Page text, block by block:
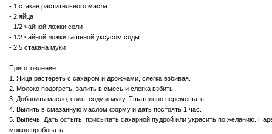
- 1 стакан растительного масла
- 2 яйца
- 1/2 чайной ложки соли
- 1/2 чайной ложки гашеной уксусом соды
- 2,5 стакана муки
Приготовление:
1. Яйца растереть с сахаром и дрожжами, слегка взбивая.
2. Молоко подогреть, залить в смесь и слегка взбить.
3. Добавить масло, соль, соду и муку. Тщательно перемешать.
4. Вылить в смазанную маслом форму и дать постоять 1 час.
5. Выпечь. Дать остыть, присыпать сахарной пудрой или украсить по желанию.
можно пробовать.